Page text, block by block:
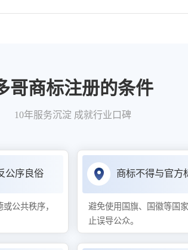
哥商标注册的条件
10年服务沉淀 成就行业口碑
公序良俗
公共秩序，
商标不得与官方
避免使用国旗、国徽等国
止误导公众。